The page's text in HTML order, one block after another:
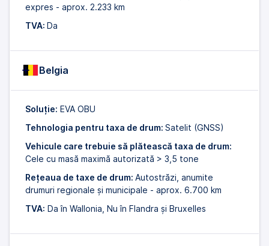
expres - aprox. 2.233 km
TVA: Da
Belgia
Soluție: EVA OBU
Tehnologia pentru taxa de drum: Satelit (GNSS)
Vehicule care trebuie să plătească taxa de drum:
Cele cu masă maximă autorizată > 3,5 tone
Rețeaua de taxe de drum: Autostrăzi, anumite
drumuri regionale și municipale - aprox. 6.700 km
TVA: Da în Wallonia, Nu în Flandra și Bruxelles